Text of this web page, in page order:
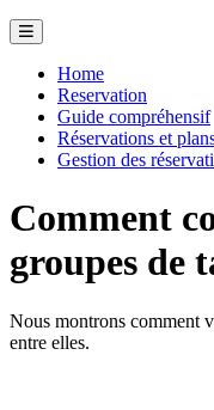
Home
Reservation
Guide compréhensif
Réservations et
Gestion des
Comment
groupes de
Nous montrons comment
entre elles.